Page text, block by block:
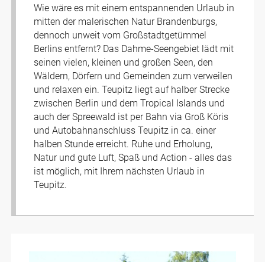
Wie wäre es mit einem entspannenden Urlaub in
mitten der malerischen Natur Brandenburgs,
dennoch unweit vom Großstadtgetümmel
Berlins entfernt? Das Dahme-Seengebiet lädt mit
seinen vielen, kleinen und großen Seen, den
Wäldern, Dörfern und Gemeinden zum verweilen
und relaxen ein. Teupitz liegt auf halber Strecke
zwischen Berlin und dem Tropical Islands und
auch der Spreewald ist per Bahn via Groß Köris
und Autobahnanschluss Teupitz in ca. einer
halben Stunde erreicht. Ruhe und Erholung,
Natur und gute Luft, Spaß und Action - alles das
ist möglich, mit Ihrem nächsten Urlaub in
Teupitz.